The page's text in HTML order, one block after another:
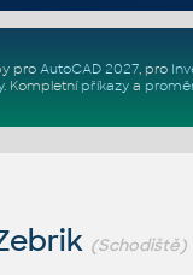
pro AutoCAD 2027, pro
. Kompletní příkazya
(Schodiště)